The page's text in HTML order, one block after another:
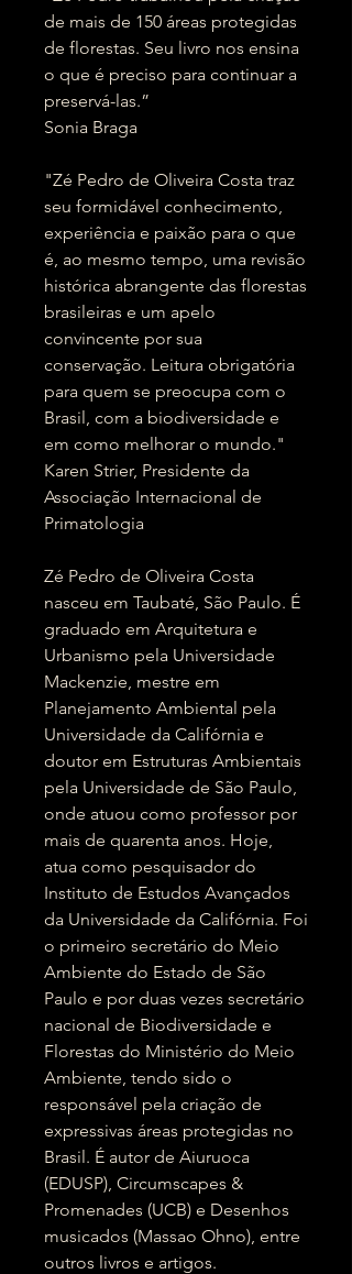
de mais de 150 áreas protegidas
de florestas. Seu livro nos ensina
o que é preciso para continuar a
preservá-las.”
Sonia Braga
"Zé Pedro de Oliveira Costa traz
seu formidável conhecimento,
experiência e paixão para o que
é, ao mesmo tempo, uma revisão
histórica abrangente das florestas
brasileiras e um apelo
convincente por sua
conservação. Leitura obrigatória
para quem se preocupa com o
Brasil, com a biodiversidade e
em como melhorar o mundo."
Karen Strier, Presidente da
Associação Internacional de
Primatologia
Zé Pedro de Oliveira Costa
nasceu em Taubaté, São Paulo. É
graduado em Arquitetura e
Urbanismo pela Universidade
Mackenzie, mestre em
Planejamento Ambiental pela
Universidade da Califórnia e
doutor em Estruturas Ambientais
pela Universidade de São Paulo,
onde atuou como professor por
mais de quarenta anos. Hoje,
atua como pesquisador do
Instituto de Estudos Avançados
da Universidade da Califórnia. Foi
o primeiro secretário do Meio
Ambiente do Estado de São
Paulo e por duas vezes secretário
nacional de Biodiversidade e
Florestas do Ministério do Meio
Ambiente, tendo sido o
responsável pela criação de
expressivas áreas protegidas no
Brasil. É autor de Aiuruoca
(EDUSP), Circumscapes &
Promenades (UCB) e Desenhos
musicados (Massao Ohno), entre
outros livros e artigos.